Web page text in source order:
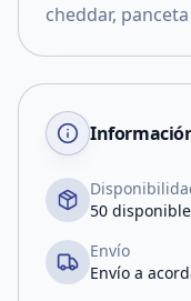
cheddar,
50
Envío
Envío a